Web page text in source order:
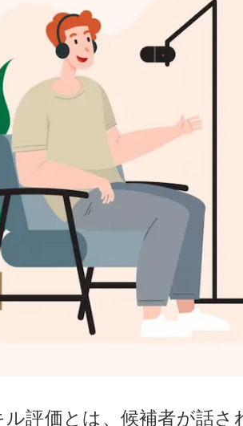
ル評価とは、候補者が話